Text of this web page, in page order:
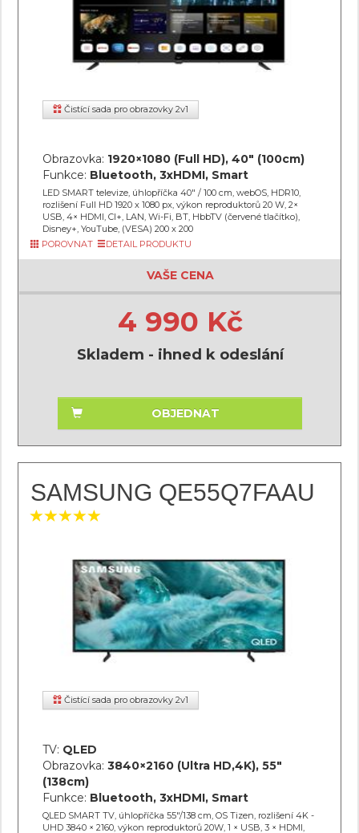
Čistící sada pro obrazovky 2v1
Obrazovka: 1920×1080 (Full HD), 40" (100cm)
Funkce: Bluetooth, 3xHDMI, Smart
LED SMART televize, úhlopříčka 40" / 100 cm, webOS, HDR10,
rozlišení Full HD 1920 x 1080 px, výkon reproduktorů 20 W, 2×
USB, 4× HDMI, CI+, LAN, Wi-Fi, BT, HbbTV (červené tlačítko),
Disney+, YouTube, (VESA) 200 x 200
POROVNAT
DETAIL PRODUKTU
VAŠE CENA
4 990 Kč
Skladem - ihned k odeslání
OBJEDNAT
SAMSUNG QE55Q7FAAU
Čistící sada pro obrazovky 2v1
TV: QLED
Obrazovka: 3840×2160 (Ultra HD,4K), 55"
(138cm)
Funkce: Bluetooth, 3xHDMI, Smart
QLED SMART TV, úhlopříčka 55"/138 cm, OS Tizen, rozlišení 4K -
UHD 3840 × 2160, výkon reproduktorů 20W, 1 × USB, 3 × HDMI,